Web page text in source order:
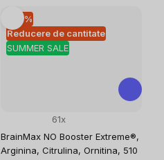
Reducere de cantitate
SUMMER SALE
–10 %
BrainMax NO Booster Extreme®,
Arginina, Citrulina, Ornitina, 510
61x